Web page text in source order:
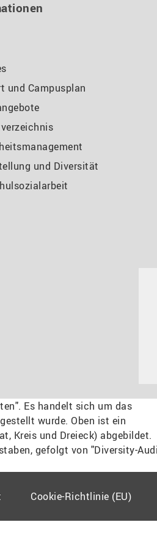
und Campusplan
und Diversität
Cookie-Richtlinie (EU)